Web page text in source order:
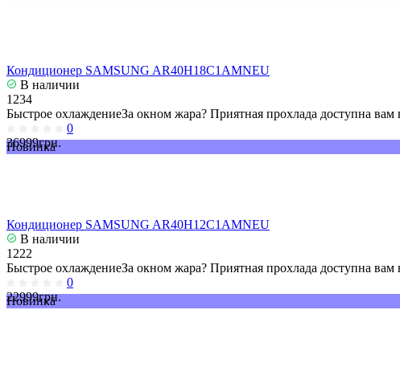
Кондиционер SAMSUNG AR40H18C1AMNEU
В наличии
1234
Быстрое охлаждениеЗа окном жара? Приятная прохлада доступна
0
36999грн.
Новинка
Кондиционер SAMSUNG AR40H12C1AMNEU
В наличии
1222
Быстрое охлаждениеЗа окном жара? Приятная прохлада доступна
0
22999грн.
Новинка